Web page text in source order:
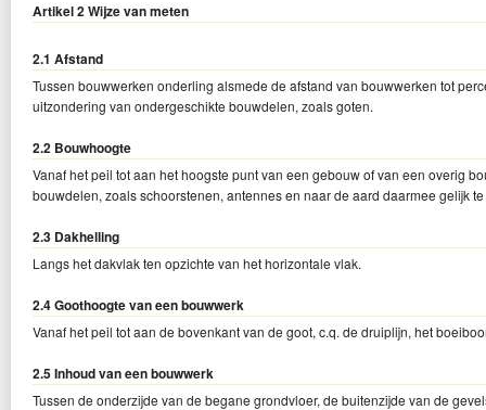
Artikel 2 Wijze van meten
2.1 Afstand
Tussen bouwwerken onderling alsmede de afstand van bouwwerken tot
uitzondering van ondergeschikte bouwdelen, zoals goten.
2.2 Bouwhoogte
Vanaf het peil tot aan het hoogste punt van een gebouw of van een overig
bouwdelen, zoals schoorstenen, antennes en naar de aard daarmee gelijk
2.3 Dakhelling
Langs het dakvlak ten opzichte van het horizontale vlak.
2.4 Goothoogte van een bouwwerk
Vanaf het peil tot aan de bovenkant van de goot, c.q. de druiplijn, het
2.5 Inhoud van een bouwwerk
Tussen de onderzijde van de begane grondvloer, de buitenzijde van de